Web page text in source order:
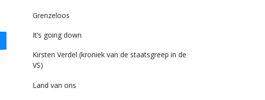
Grenzeloos
It’s going down
Kirsten Verdel (kroniek van de staatsgreep in de
VS)
Land van ons